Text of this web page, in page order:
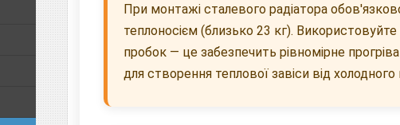
При монтажі сталевого радіатора
теплоносієм (близько 23 кг).
пробок — це забезпечить рівномірне
для створення теплової завіси від холодного